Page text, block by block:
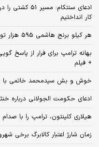
ادعای سنتکام:
کار انداختیم
هر کیلو برنج هاشمی 595 هزار تومان شد/ قیمت جدید برنج در بازار
بهانه ترامپ برای فرار از پاسخ
+ فیلم
خوش و بش سیدمحمد خاتمی با
ادعای حکومت الجولانی درباره
هیلاری کلینتون، ترامپ را با
زمان شارژ اعتبار کالابرگ برخی